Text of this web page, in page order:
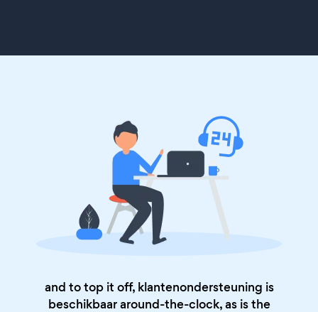
and to top it off, klantenondersteuning is
beschikbaar around-the-clock, as is the